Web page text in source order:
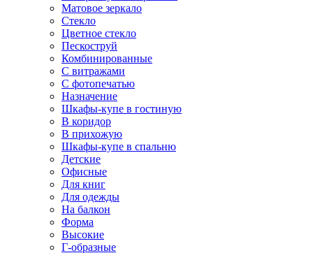
Матовое зеркало
Стекло
Цветное стекло
Пескоструй
Комбинированные
С витражами
С фотопечатью
Назначение
Шкафы-купе в гостиную
В коридор
В прихожую
Шкафы-купе в спальню
Детские
Офисные
Для книг
Для одежды
На балкон
Форма
Высокие
Г-образные